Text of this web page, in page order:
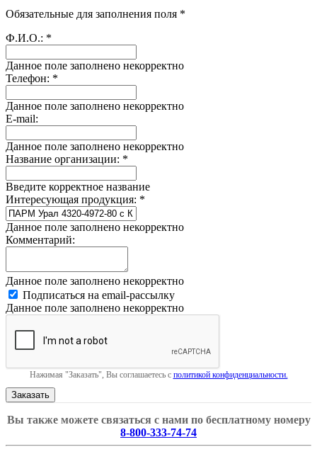
Обязательные для заполнения поля *
Ф.И.О.: *
Данное поле заполнено некорректно
Телефон: *
Данное поле заполнено некорректно
E-mail:
Данное поле заполнено некорректно
Название организации: *
Введите корректное название
Интересующая продукция: *
Данное поле заполнено некорректно
Комментарий:
Данное поле заполнено некорректно
Подписаться на email-рассылку
Данное поле заполнено некорректно
Нажимая "Заказать", Вы соглашаетесь с политикой конфиденциальности.
Вы также можете связаться с нами по бесплатному номеру
8-800-333-74-74